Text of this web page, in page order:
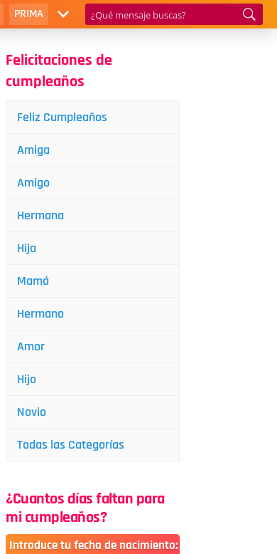
PRIMA
Felicitaciones de
cumpleaños
Feliz Cumpleaños
Amiga
Amigo
Hermana
Hija
Mamá
Hermano
Amor
Hijo
Novio
Todas las Categorías
¿Cuantos días faltan para
mi cumpleaños?
Introduce tu fecha de nacimiento: